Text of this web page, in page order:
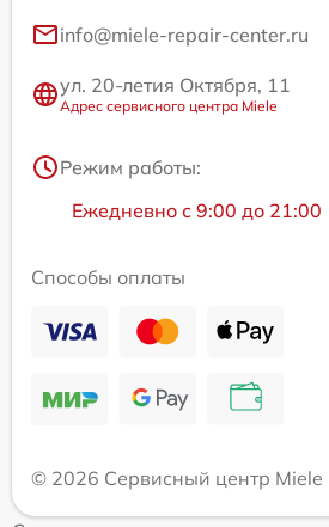
info@miele-repair-center.ru
ул. 20-летия Октября, 11
Адрес сервисного центра Miele
Режим работы:
Ежедневно с 9:00 до 21:00
Способы оплаты
© 2026 Сервисный центр Miele